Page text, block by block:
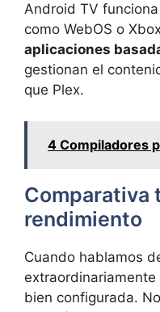
Android TV
como WebOS o
aplicaciones
gestionan el
que Plex.
4 Compiladores
Comparativa
rendimiento
Cuando hablamos
bien configurada.